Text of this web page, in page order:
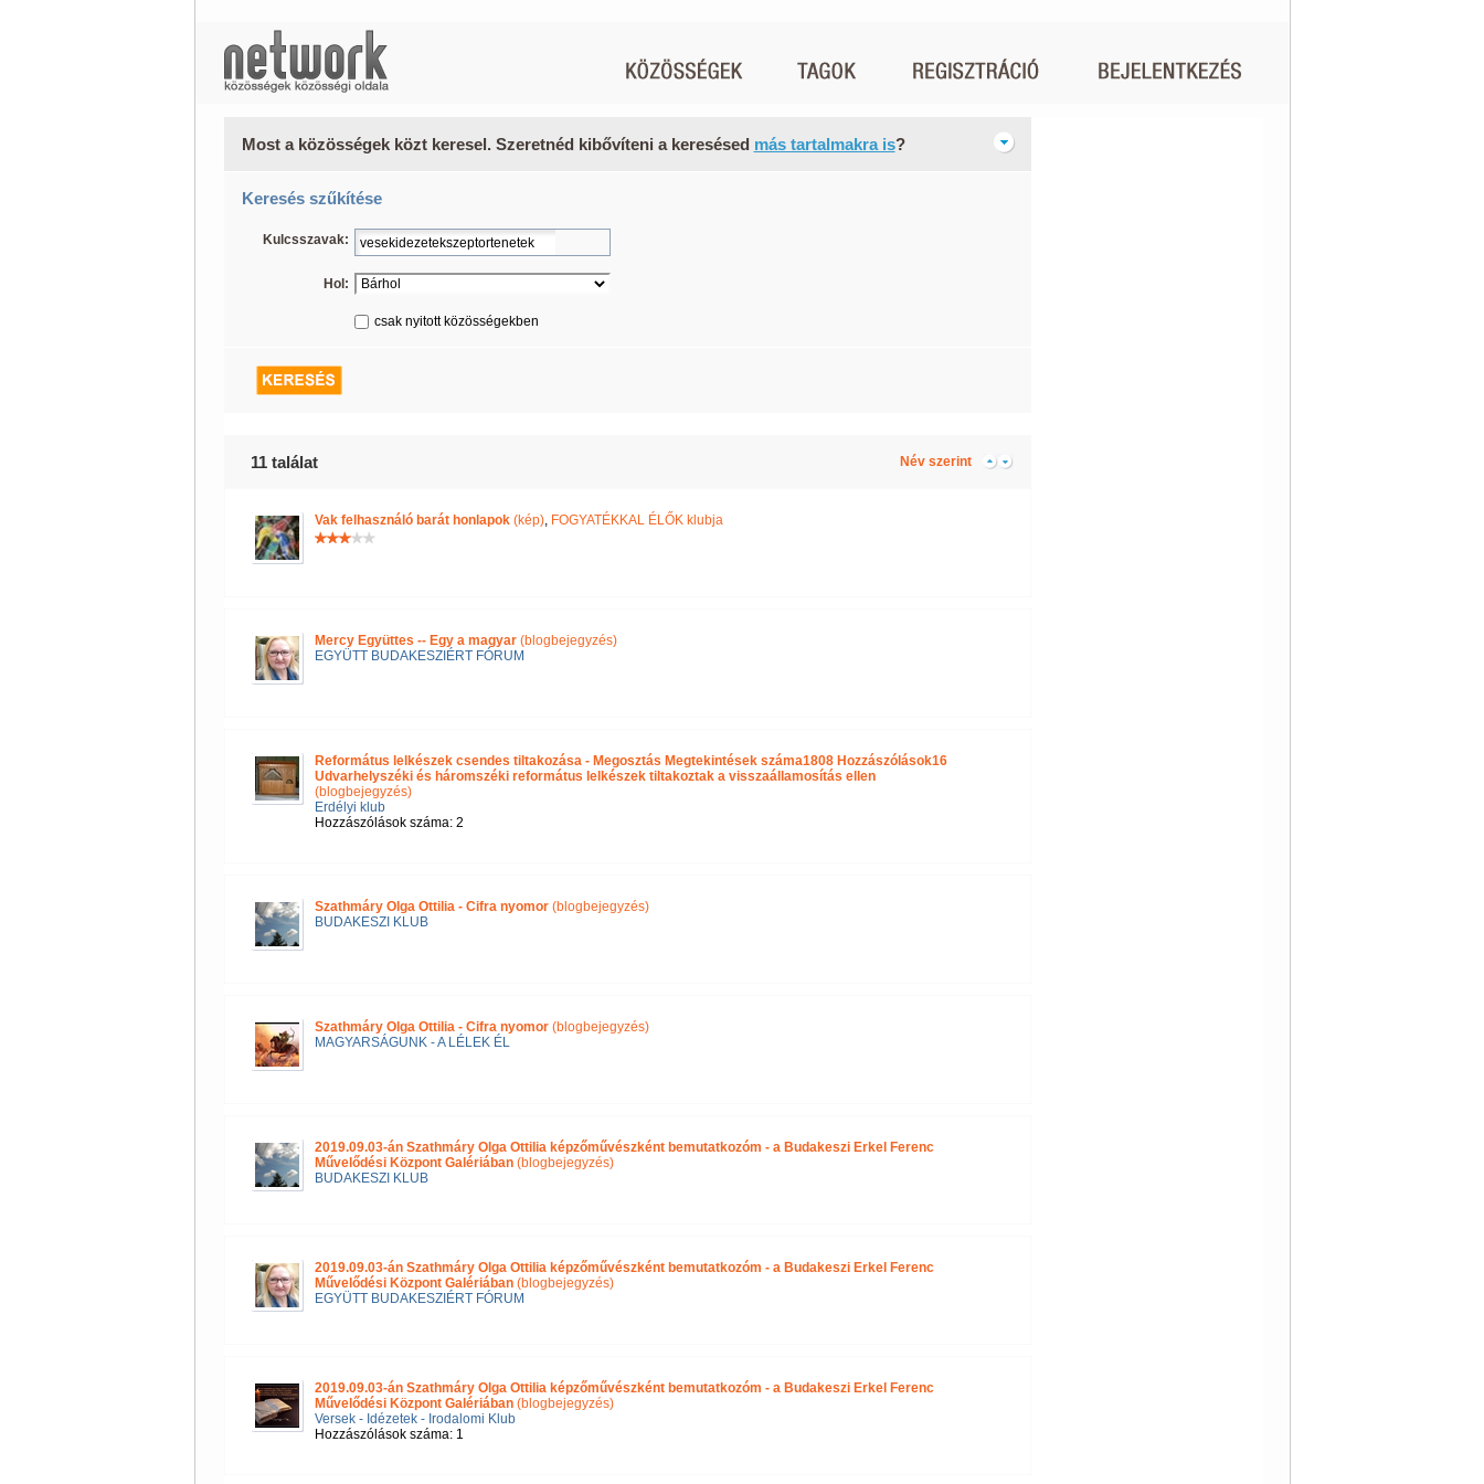
Most a közösségek közt keresel. Szeretnéd kibővíteni a keresésed más tartalmakra is?
Keresés szűkítése
Kulcsszavak:
Hol:
csak nyitott közösségekben
11 találat Név szerint
Vak felhasználó barát honlapok(kép), FOGYATÉKKAL ÉLŐK klubja
Mercy Együttes -- Egy a magyar(blogbejegyzés)
EGYÜTT BUDAKESZIÉRT FÓRUM
Református lelkészek csendes tiltakozása - Megosztás Megtekintések száma1808 Hozzászólások16
Udvarhelyszéki és háromszéki református lelkészek tiltakoztak a visszaállamosítás ellen
(blogbejegyzés)
Erdélyi klub
Hozzászólások száma: 2
Szathmáry Olga Ottilia - Cifra nyomor(blogbejegyzés)
BUDAKESZI KLUB
Szathmáry Olga Ottilia - Cifra nyomor(blogbejegyzés)
MAGYARSÁGUNK - A LÉLEK ÉL
2019.09.03-án Szathmáry Olga Ottilia képzőművészként bemutatkozóm - a Budakeszi Erkel Ferenc
Művelődési Központ Galériában (blogbejegyzés)
BUDAKESZI KLUB
2019.09.03-án Szathmáry Olga Ottilia képzőművészként bemutatkozóm - a Budakeszi Erkel Ferenc
Művelődési Központ Galériában(blogbejegyzés)
EGYÜTT BUDAKESZIÉRT FÓRUM
2019.09.03-án Szathmáry Olga Ottilia képzőművészként bemutatkozóm - a Budakeszi Erkel Ferenc
Művelődési Központ Galériában(blogbejegyzés)
Versek - Idézetek - Irodalomi Klub
Hozzászólások száma: 1